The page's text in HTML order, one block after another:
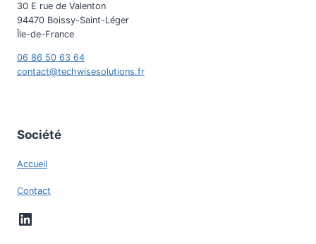
30 E rue de Valenton
94470 Boissy-Saint-Léger
Île-de-France
06 86 50 63 64
contact@techwisesolutions.fr
Société
Accueil
Contact
LinkedIn